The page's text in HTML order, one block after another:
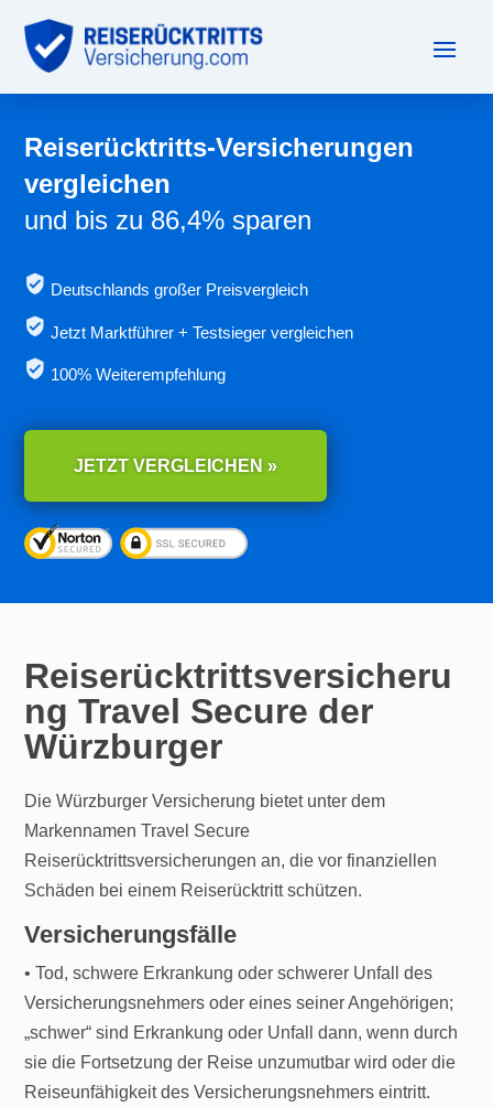
Reiserücktritts-Versicherungen
vergleichen
und bis zu 86,4% sparen
Deutschlands großer Preisvergleich
Jetzt Marktführer + Testsieger vergleichen
100% Weiterempfehlung
JETZT VERGLEICHEN »
Reiserücktrittsversicheru
ng Travel Secure der
Würzburger
Die Würzburger Versicherung bietet unter dem
Markennamen Travel Secure
Reiserücktrittsversicherungen an, die vor finanziellen
Schäden bei einem Reiserücktritt schützen.
Versicherungsfälle
• Tod, schwere Erkrankung oder schwerer Unfall des
Versicherungsnehmers oder eines seiner Angehörigen;
„schwer“ sind Erkrankung oder Unfall dann, wenn durch
sie die Fortsetzung der Reise unzumutbar wird oder die
Reiseunfähigkeit des Versicherungsnehmers eintritt.